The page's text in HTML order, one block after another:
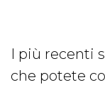
I più recenti
che potete